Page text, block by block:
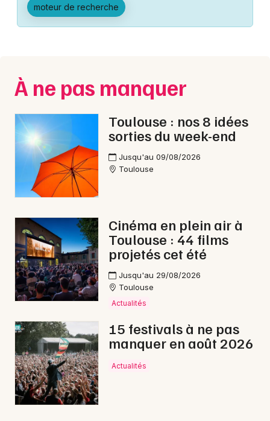
Foires & salons
Sports
Soirées
Sorties famille
Expos
Animations commerciales en Haute-Garonne
Animations commerciales en Midi-Pyrénées
Animations commerciales en Occitanie
Newsletter des sorties
Artistes en tournée
Montpellier
Paris
Strasbourg
Toulouse
Toutes les villes
moteur de recherche
À ne pas manquer
Toulouse : nos 8 idées
sorties du week-end
Jusqu'au 09/08/2026
Toulouse
Cinéma en plein air à
Toulouse : 44 films
projetés cet été
Jusqu'au 29/08/2026
Toulouse
Actualités
15 festivals à ne pas
manquer en août 2026
Actualités